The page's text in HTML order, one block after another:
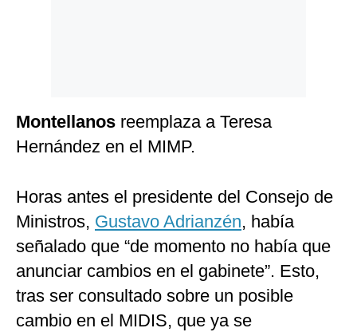
Montellanos reemplaza a Teresa
Hernández en el MIMP.
Horas antes el presidente del Consejo de
Ministros, Gustavo Adrianzén, había
señalado que “de momento no había que
anunciar cambios en el gabinete”. Esto,
tras ser consultado sobre un posible
cambio en el MIDIS, que ya se